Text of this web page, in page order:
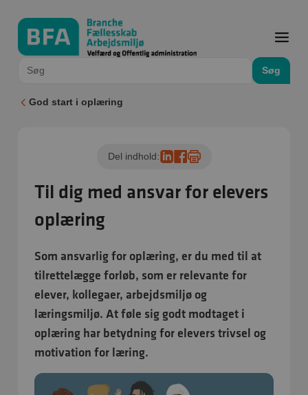
Søg
God start i oplæring
Til dig med ansvar for elevers
oplæring
Del indhold:
Som ansvarlig for oplæring, er du med til at
tilrettelægge forløb, som er relevante for
elever, kollegaer, arbejdsmiljø og
læringsmiljø. At føle sig godt modtaget i
oplæring har betydning for elevers trivsel og
motivation for læring.